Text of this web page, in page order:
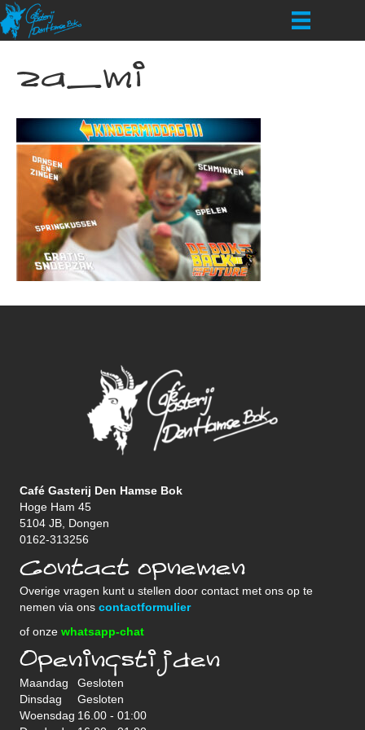
za_mi
Café Gasterij Den Hamse Bok
Hoge Ham 45
5104 JB, Dongen
0162-313256
Contact opnemen
Overige vragen kunt u stellen door contact met ons op te
nemen via ons contactformulier
of onze whatsapp-chat
Openingstijden
Maandag
Gesloten
Dinsdag
Gesloten
Woensdag 16.00 - 01:00